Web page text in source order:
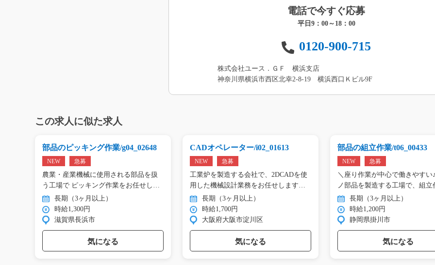
電話で今すぐ応募
平日9：00～18：00
0120-900-715
株式会社ユース．ＧＦ 横浜支店
神奈川県横浜市西区北幸2-8-19 横浜西口Ｋビル9F
この求人に似た求人
部品のピッキング作業/g04_02648
NEW 急募
農業・産業機械に使用される部品を扱
う工場で ピッキング作業をお任せし
ま… 長期（3ヶ月以上）
時給1,300円
滋賀県長浜市
気になる
CADオペレーター/i02_01613
NEW 急募
工業炉を製造する会社で、2DCADを使
用した機械設計業務をお任せします。
…
長期（3ヶ月以上）
時給1,700円
大阪府大阪市淀川区
気になる
部品の組立作業/t06_00433
NEW 急募
＼座り作業が中心で働きやすい
ノ部品を製造する工場で、組
長期（3ヶ月以上）
時給1,200円
静岡県掛川市
気になる